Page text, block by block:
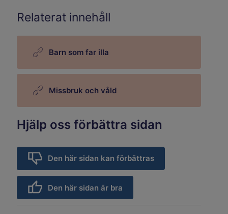
Relaterat innehåll
Barn som far illa
Missbruk och våld
Hjälp oss förbättra sidan
Den här sidan kan förbättras
Den här sidan är bra